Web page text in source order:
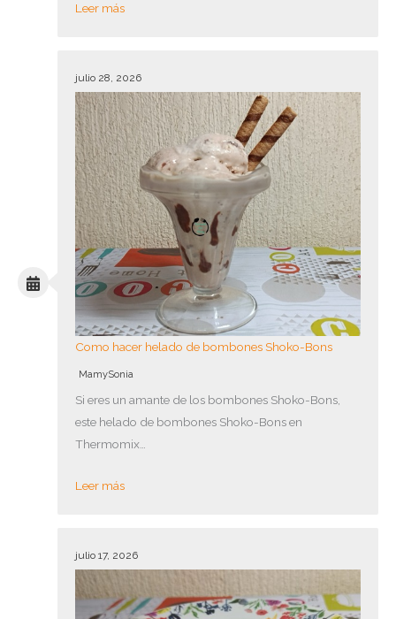
Leer más
julio 28, 2026
Como hacer helado de bombones Shoko-Bons
MamySonia
Si eres un amante de los bombones Shoko-Bons,
este helado de bombones Shoko-Bons en
Thermomix…
Leer más
julio 17, 2026